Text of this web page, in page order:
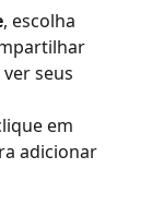
, escolha
seus
em
adicionar